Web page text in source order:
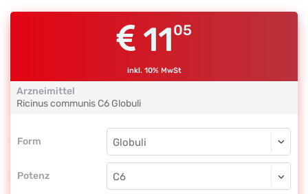
1105
inkl. 10% MwSt
Arzneimittel
Ricinus communis C6 Globuli
Form
Form
Potenz
Globuli
C6